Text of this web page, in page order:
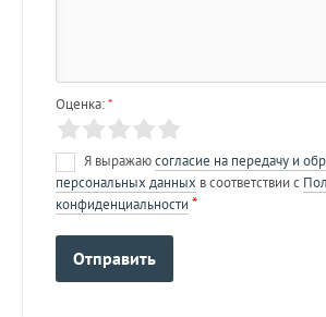
Оценка:*
Я выражаюсогласие на передачу и
персональных данных в соответствии с
конфиденциальности *